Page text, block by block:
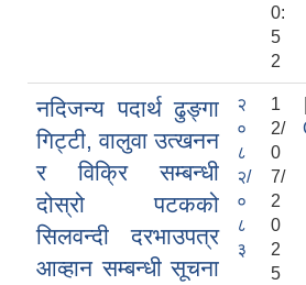
0:
5
2
नदिजन्य पदार्थ ढुङ्गा
गिट्टी, वालुवा उत्खनन
र विक्रि सम्बन्धी
द‍ोस्रो पटकको
सिलवन्दी दरभाउपत्र
आव्हान सम्बन्धी सूचना
२
०
८
२/
०
८
३
1
2/
0
7/
2
0
2
5